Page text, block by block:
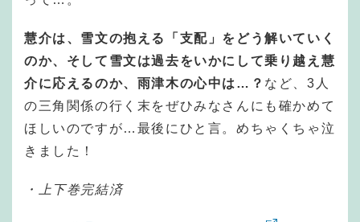
慧介は、雪文の抱える「支配」をどう解いていく
のか、そして雪文は過去をいかにして乗り越え慧
介に応えるのか、雨津木の心中は…？ など、3人
の三角関係の行く末をぜひみなさんにも確かめて
ほしいのですが…最後にひと言。めちゃくちゃ泣
きました！
・上下巻完結済